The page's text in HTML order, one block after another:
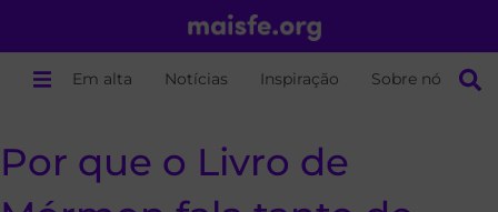
Em alta Notícias Inspiração Sobre nós
Por que o Livro de